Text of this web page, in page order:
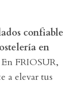
confiable
en
FRIOSUR,
a elevar tus